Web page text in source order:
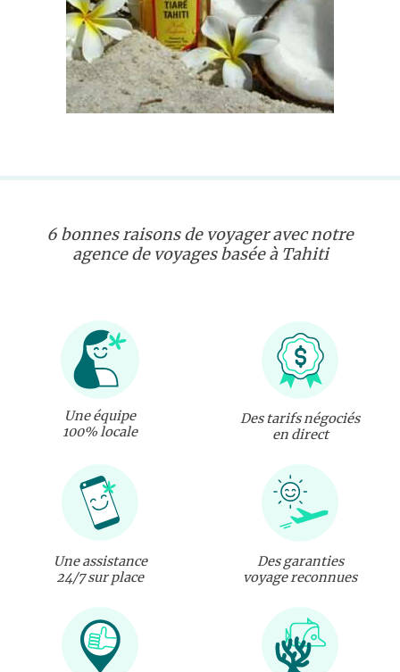
6 bonnes raisons de voyager avec notre
agence de voyages basée à Tahiti
Une équipe
100% locale
Des tarifs négociés
en direct
Une assistance
24/7 sur place
Des garanties
voyage reconnues